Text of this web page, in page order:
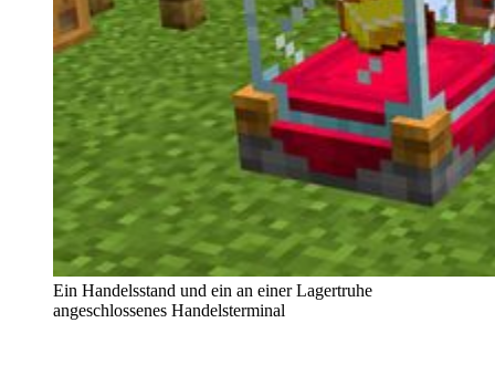
Ein Handelsstand und ein an einer Lagertruhe
angeschlossenes Handelsterminal